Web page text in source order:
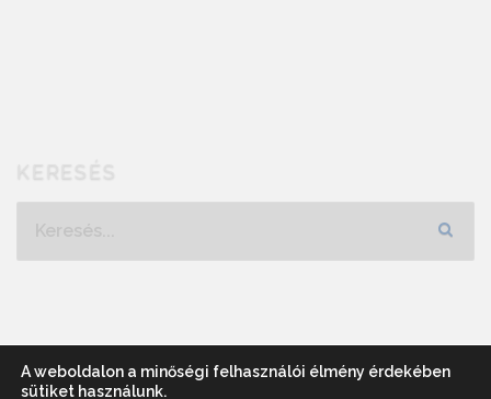
KERESÉS
A weboldalon a minőségi felhasználói élmény érdekében
sütiket használunk.